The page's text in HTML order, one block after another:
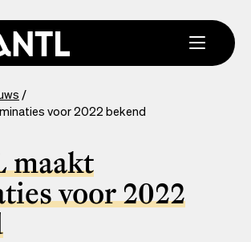
voor 2022 bekend
maakt
voor 2022